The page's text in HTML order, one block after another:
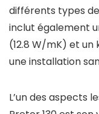
différents types
inclut également
(12.8 W/mK) et un
une installation
L’un des aspects